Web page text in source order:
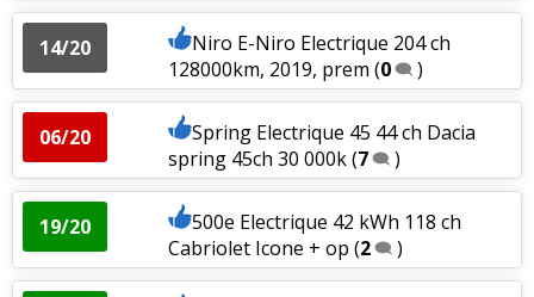
14/20
Niro E-Niro Electrique 204 ch
128000km, 2019, prem (0 )
06/20
Spring Electrique 45 44 ch Dacia
spring 45ch 30 000k(7 )
19/20
500e Electrique 42 kWh 118 ch
Cabriolet Icone + op (2 )